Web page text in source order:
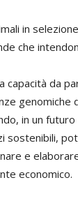
in
che
da
in un
sostenibili,
e
economico.